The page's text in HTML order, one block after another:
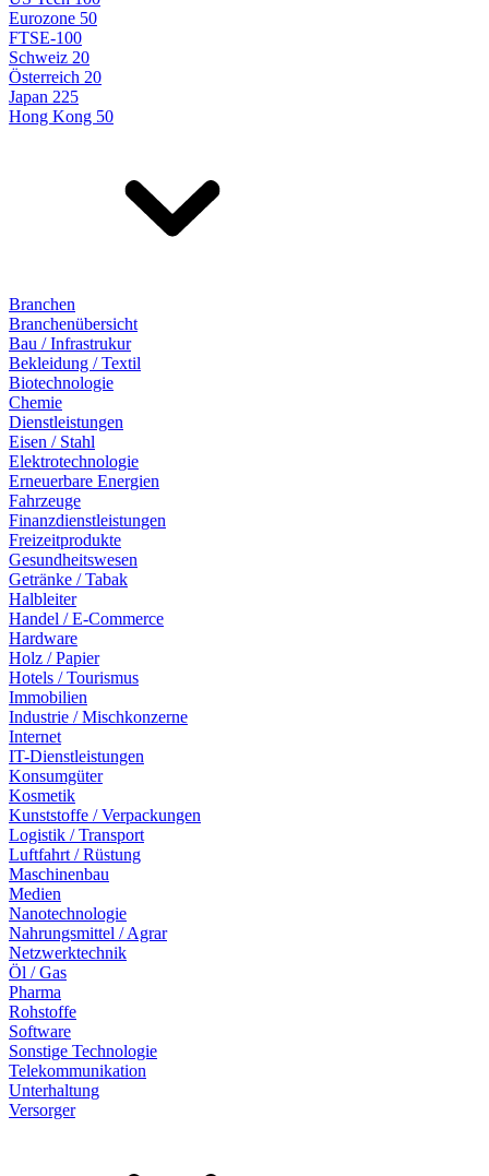
Eurozone 50
FTSE-100
Schweiz 20
Österreich 20
Japan 225
Hong Kong 50
Branchen
Branchenübersicht
Bau / Infrastrukur
Bekleidung / Textil
Biotechnologie
Chemie
Dienstleistungen
Eisen / Stahl
Elektrotechnologie
Erneuerbare Energien
Fahrzeuge
Finanzdienstleistungen
Freizeitprodukte
Gesundheitswesen
Getränke / Tabak
Halbleiter
Handel / E-Commerce
Hardware
Holz / Papier
Hotels / Tourismus
Immobilien
Industrie / Mischkonzerne
Internet
IT-Dienstleistungen
Konsumgüter
Kosmetik
Kunststoffe / Verpackungen
Logistik / Transport
Luftfahrt / Rüstung
Maschinenbau
Medien
Nanotechnologie
Nahrungsmittel / Agrar
Netzwerktechnik
Öl / Gas
Pharma
Rohstoffe
Software
Sonstige Technologie
Telekommunikation
Unterhaltung
Versorger